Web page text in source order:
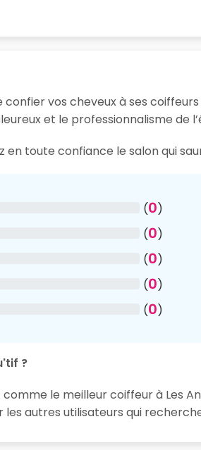
vos cheveux à ses
et le professionnalisme de
toute confiance le salon qui
(0)
(0)
(0)
(0)
(0)
?
le meilleur coiffeur à Les
autres utilisateurs qui